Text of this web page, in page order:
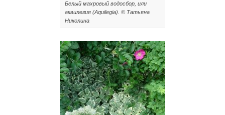
Белый махровый водосбор, или
аквилегия (Aquilegia). © Татьяна
Николина